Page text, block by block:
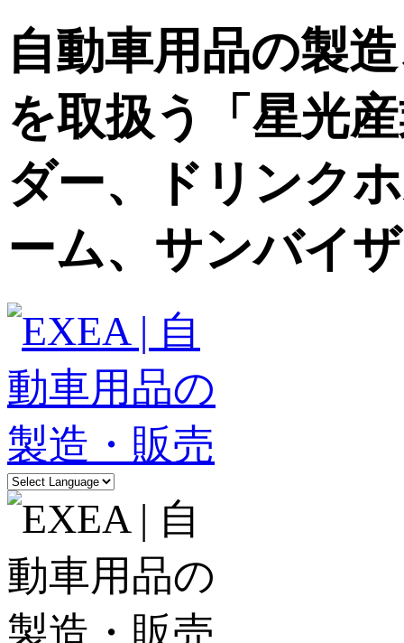
自動車用品の製
を取扱う「星光
ダー、ドリンク
ーム、サンバイ